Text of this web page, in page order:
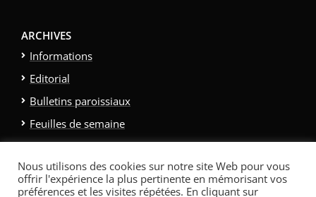
ARCHIVES
Informations
Editorial
Bulletins paroissiaux
Feuilles de semaine
Galerie photo
Politique relative aux cookies
Politique de confidentialité
Contacts et Liens
Nous utilisons des cookies sur notre site Web pour vous
offrir l'expérience la plus pertinente en mémorisant vos
préférences et les visites répétées. En cliquant sur